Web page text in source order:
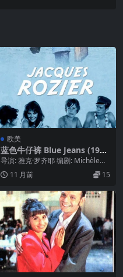
欧美
蓝色牛仔裤 Blue Jeans (195
8)
导演: 雅克·罗齐耶 编剧: Michèle
O’Glor / 雅克...
11 月前 15